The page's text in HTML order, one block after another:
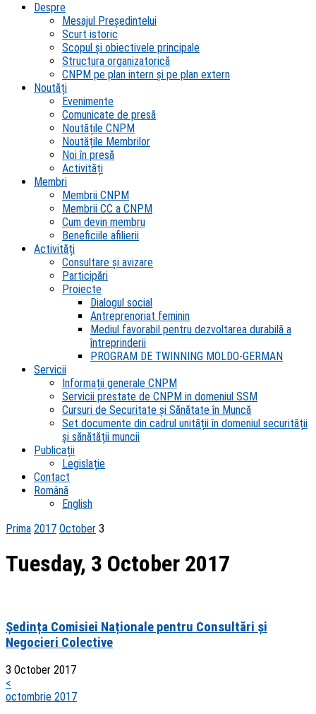
Despre
Mesajul Președintelui
Scurt istoric
Scopul şi obiectivele principale
Structura organizatorică
CNPM pe plan intern şi pe plan extern
Noutăți
Evenimente
Comunicate de presă
Noutățile CNPM
Noutățile Membrilor
Noi în presă
Activități
Membri
Membrii CNPM
Membrii CC a CNPM
Cum devin membru
Beneficiile afilierii
Activități
Consultare și avizare
Participări
Proiecte
Dialogul social
Antreprenoriat feminin
Mediul favorabil pentru dezvoltarea durabilă a
întreprinderii
PROGRAM DE TWINNING MOLDO-GERMAN
Servicii
Informații generale CNPM
Servicii prestate de CNPM in domeniul SSM
Cursuri de Securitate și Sănătate în Muncă
Set documente din cadrul unității în domeniul securității
și sănătății muncii
Publicații
Legislație
Contact
Română
English
Prima 2017 October 3
Tuesday, 3 October 2017
Ședința Comisiei Naționale pentru Consultări și
Negocieri Colective
3 October 2017
<
octombrie 2017